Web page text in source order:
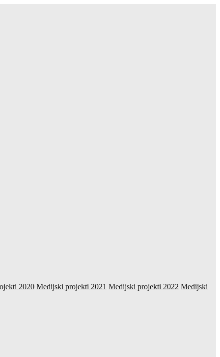
2020 Medijski projekti 2021 Medijski projekti 2022 Medijski